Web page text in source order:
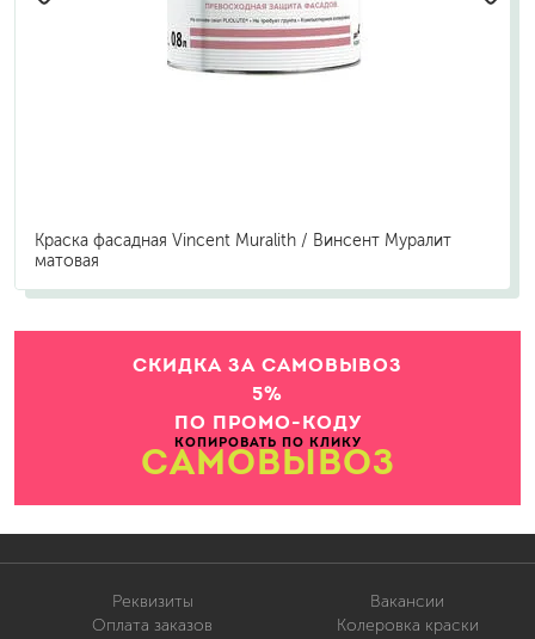
Краска фасадная Vincent Muralith / Винсент Муралит
матовая
СКИДКА ЗА САМОВЫВОЗ
5%
ПО ПРОМО-КОДУ
КОПИРОВАТЬ ПО КЛИКУ
САМОВЫВОЗ
Реквизиты
Оплата заказов
Вакансии
Колеровка краски